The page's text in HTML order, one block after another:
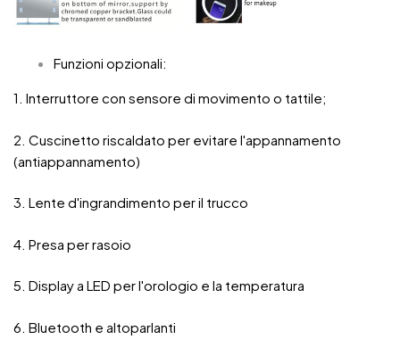
Funzioni opzionali:
1. Interruttore con sensore di movimento o tattile;
2. Cuscinetto riscaldato per evitare l'appannamento
(antiappannamento)
3. Lente d'ingrandimento per il trucco
4. Presa per rasoio
5. Display a LED per l'orologio e la temperatura
6. Bluetooth e altoparlanti